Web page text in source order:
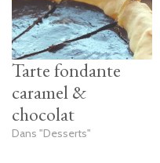
Tarte fondante
caramel &
chocolat
Dans "Desserts"